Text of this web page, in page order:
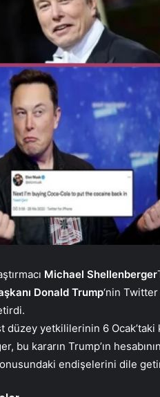
Michael Shellenberger
Donald Trump‘nin Twitter
düzey yetkililerinin 6 Ocak’taki
bu kararın Trump’ın
endişelerini dile